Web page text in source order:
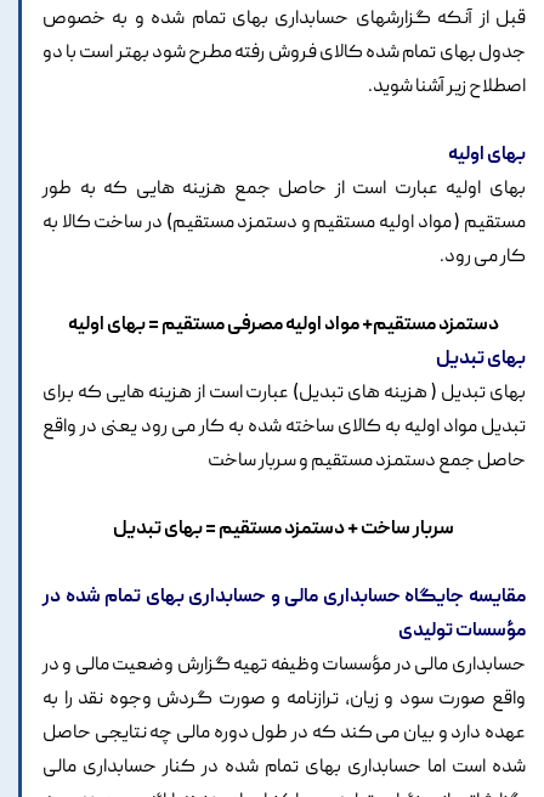
قبل از آنکه گزارشهای حسابداری بهای تمام شده و به خصوص
جدول بهای تمام شده کالای فروش رفته مطرح شود بهتر است با دو
اصطلاح زیر آشنا شوید.
بهای اولیه
بهای اولیه عبارت است از حاصل جمع هزینه هایی که به طور
مستقیم ( مواد اولیه مستقیم و دستمزد مستقیم) در ساخت کالا به
کار می رود.
دستمزد مستقیم+ مواد اولیه مصرفی مستقیم = بهای اولیه
بهای تبدیل
بهای تبدیل ( هزینه های تبدیل) عبارت است از هزینه هایی که برای
تبدیل مواد اولیه به کالای ساخته شده به کار می رود یعنی در واقع
حاصل جمع دستمزد مستقیم و سربار ساخت
سربار ساخت + دستمزد مستقیم = بهای تبدیل
مقایسه جایگاه حسابداری مالی و حسابداری بهای تمام شده در
مؤسسات تولیدی
حسابداری مالی در مؤسسات وظیفه تهیه گزارش وضعیت مالی و در
واقع صورت سود و زیان، ترازنامه و صورت گردش وجوه نقد را به
عهده دارد و بیان می کند که در طول دوره مالی چه نتایجی حاصل
شده است اما حسابداری بهای تمام شده در کنار حسابداری مالی